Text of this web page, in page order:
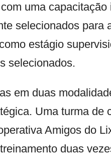
uma
selecionados para
estágio
selecionados.
em duas
Uma turma de
Amigos do
duas